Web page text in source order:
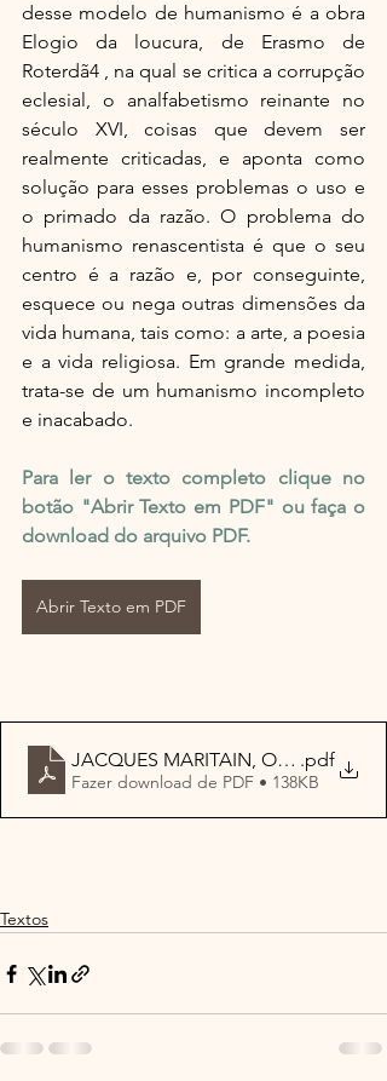
desse modelo de humanismo é a obra
Elogio da loucura, de Erasmo de
Roterdã4 , na qual se critica a corrupção
eclesial, o analfabetismo reinante no
século XVI, coisas que devem ser
realmente criticadas, e aponta como
solução para esses problemas o uso e
o primado da razão. O problema do
humanismo renascentista é que o seu
centro é a razão e, por conseguinte,
esquece ou nega outras dimensões da
vida humana, tais como: a arte, a poesia
e a vida religiosa. Em grande medida,
trata-se de um humanismo incompleto
e inacabado.
Para ler o texto completo clique no
botão "Abrir Texto em PDF" ou faça o
download do arquivo PDF.
Abrir Texto em PDF
JACQUES MARITAIN, O .pdf
Fazer download de PDF • 138KB
Textos